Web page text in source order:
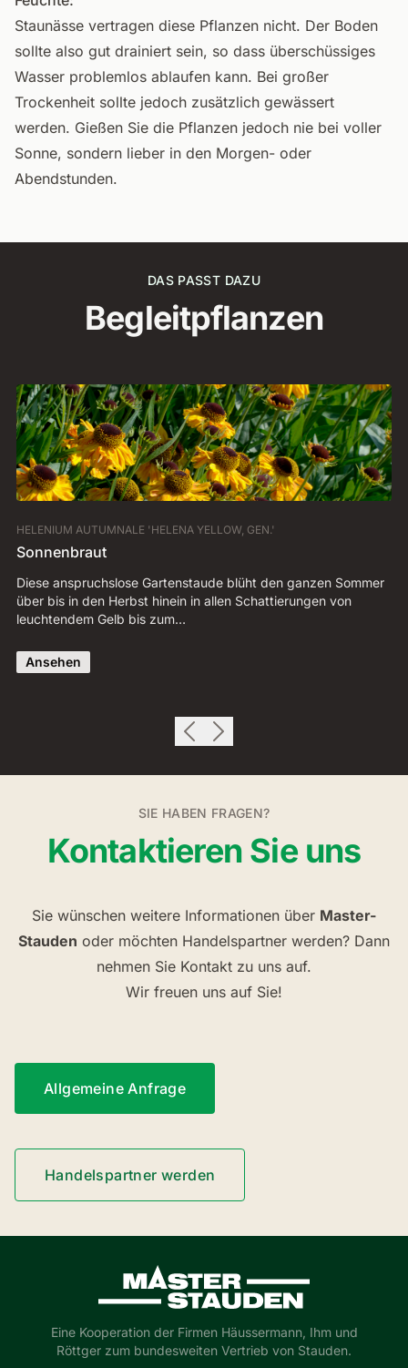
Staunässe vertragen diese Pflanzen nicht. Der Boden
sollte also gut drainiert sein, so dass überschüssiges
Wasser problemlos ablaufen kann. Bei großer
Trockenheit sollte jedoch zusätzlich gewässert
werden. Gießen Sie die Pflanzen jedoch nie bei voller
Sonne, sondern lieber in den Morgen- oder
Abendstunden.
DAS PASST DAZU
Begleitpflanzen
HELENIUM AUTUMNALE 'HELENA YELLOW, GEN.'
Sonnenbraut
Diese anspruchslose Gartenstaude blüht den ganzen Sommer
über bis in den Herbst hinein in allen Schattierungen von
leuchtendem Gelb bis zum…
Ansehen
SIE HABEN FRAGEN?
Kontaktieren Sie uns
Sie wünschen weitere Informationen über Master-
Stauden oder möchten Handelspartner werden? Dann
nehmen Sie Kontakt zu uns auf.
Wir freuen uns auf Sie!
Allgemeine Anfrage
Handelspartner werden
Master-Stauden
Eine Kooperation der Firmen Häussermann, Ihm und
Röttger zum bundesweiten Vertrieb von Stauden.